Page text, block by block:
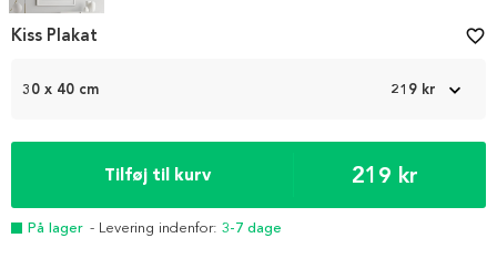
Item
30 x 40 cm 219 kr
Tilføj til kurv 219 kr
På lager - Levering indenfor: 3-7 dage
Kiss Plakat favorite_border